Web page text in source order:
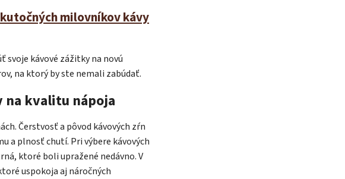
milovníkov kávy
svoje kávové zážitky na novú
na ktorý by ste nemali zabúdať.
na kvalitu nápoja
Čerstvosť a pôvod kávových zŕn
a plnosť chutí. Pri výbere kávových
ktoré boli upražené nedávno. V
uspokoja aj náročných